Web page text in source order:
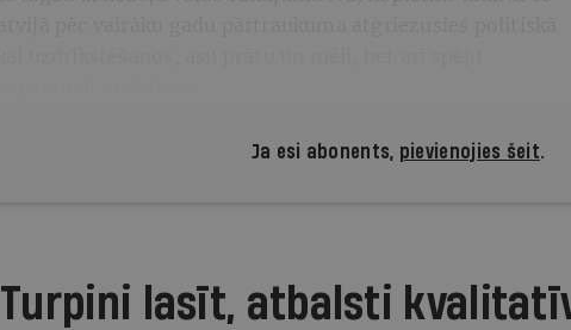
Ja esi abonents, pievienojies šeit.
Turpini lasīt, atbalsti